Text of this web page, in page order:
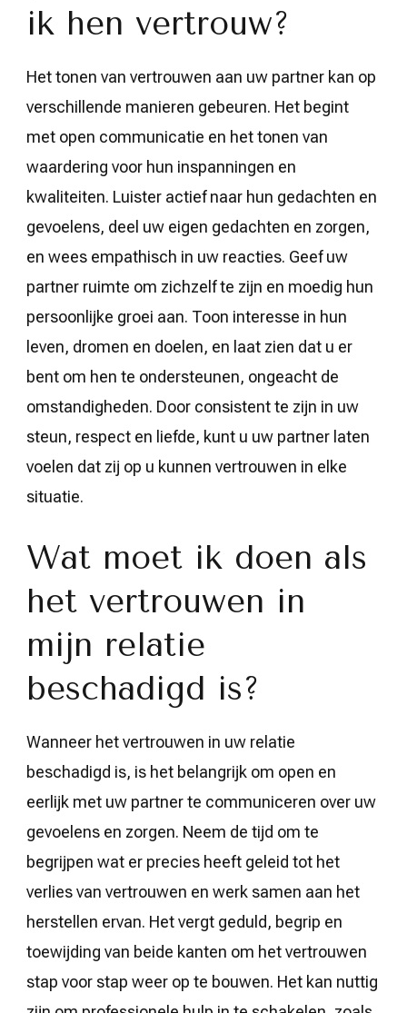
ik hen vertrouw?
Het tonen van vertrouwen aan uw partner kan op
verschillende manieren gebeuren. Het begint
met open communicatie en het tonen van
waardering voor hun inspanningen en
kwaliteiten. Luister actief naar hun gedachten en
gevoelens, deel uw eigen gedachten en zorgen,
en wees empathisch in uw reacties. Geef uw
partner ruimte om zichzelf te zijn en moedig hun
persoonlijke groei aan. Toon interesse in hun
leven, dromen en doelen, en laat zien dat u er
bent om hen te ondersteunen, ongeacht de
omstandigheden. Door consistent te zijn in uw
steun, respect en liefde, kunt u uw partner laten
voelen dat zij op u kunnen vertrouwen in elke
situatie.
Wat moet ik doen als
het vertrouwen in
mijn relatie
beschadigd is?
Wanneer het vertrouwen in uw relatie
beschadigd is, is het belangrijk om open en
eerlijk met uw partner te communiceren over uw
gevoelens en zorgen. Neem de tijd om te
begrijpen wat er precies heeft geleid tot het
verlies van vertrouwen en werk samen aan het
herstellen ervan. Het vergt geduld, begrip en
toewijding van beide kanten om het vertrouwen
stap voor stap weer op te bouwen. Het kan nuttig